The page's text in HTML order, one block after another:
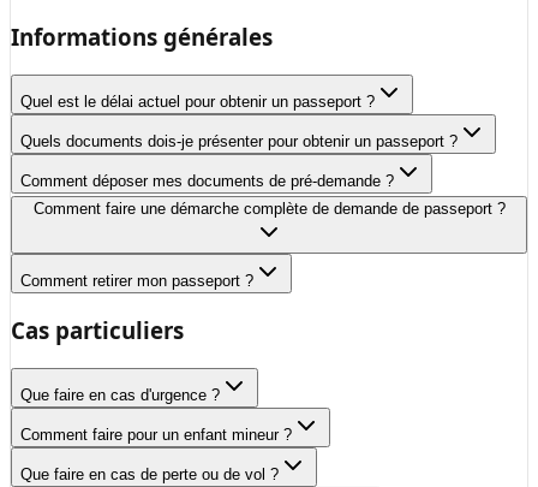
Informations générales
Quel est le délai actuel pour obtenir un passeport ?
Quels documents dois-je présenter pour obtenir un passeport ?
Comment déposer mes documents de pré-demande ?
Comment faire une démarche complète de demande de passeport ?
Comment retirer mon passeport ?
Cas particuliers
Que faire en cas d'urgence ?
Comment faire pour un enfant mineur ?
Que faire en cas de perte ou de vol ?